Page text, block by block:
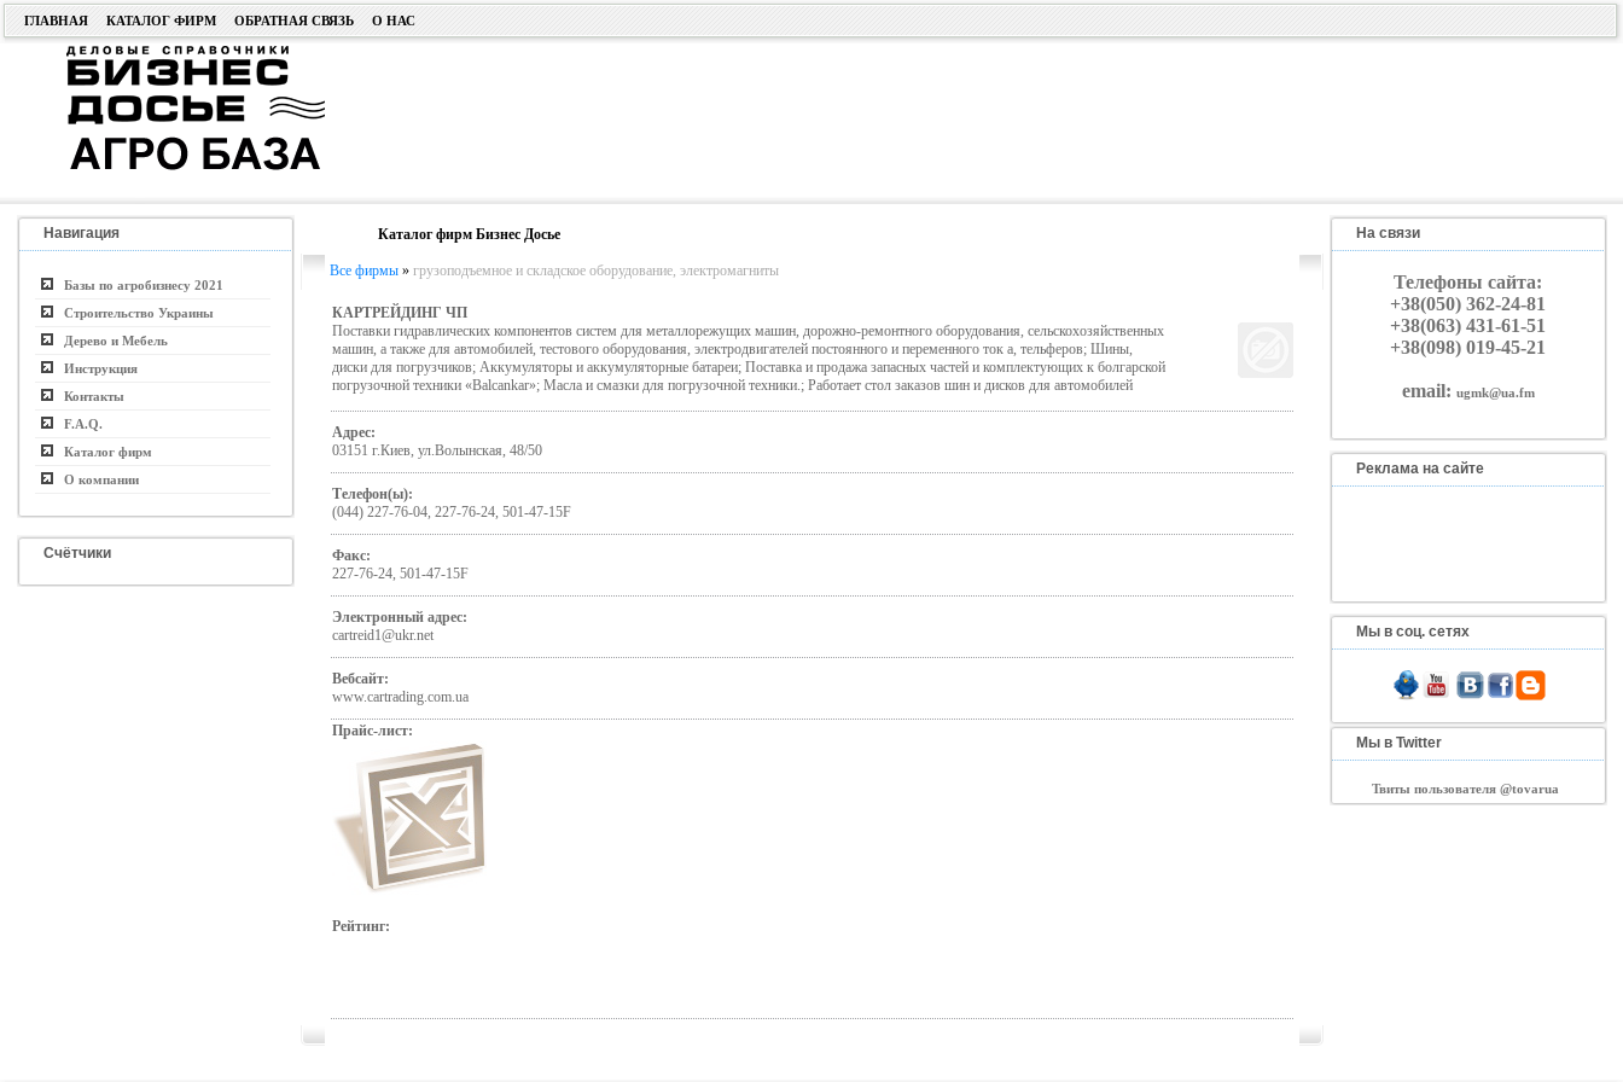
ГЛАВНАЯ КАТАЛОГ ФИРМ ОБРАТНАЯ СВЯЗЬ О НАС
Навигация
Базы по агробизнесу 2021
Строительство Украины
Дерево и Мебель
Инструкция
Контакты
F.A.Q.
Каталог фирм
О компании
Счётчики
Каталог фирм Бизнес Досье
Все фирмы» грузоподъемное и складское оборудование, электромагниты
КАРТРЕЙДИНГ ЧП
Поставки гидравлических компонентов систем для металлорежущих машин, дорожно-ремонтного оборудования, сельскохозяйственных
машин, а также для автомобилей, тестового оборудования, электродвигателей постоянного и переменного ток а, тельферов; Шины,
диски для погрузчиков; Аккумуляторы и аккумуляторные батареи; Поставка и продажа запасных частей и комплектующих к болгарской
погрузочной техники «Balcankar»; Масла и смазки для погрузочной техники.; Работает стол заказов шин и дисков для автомобилей
Адрес:
03151 г.Киев, ул.Волынская, 48/50
Телефон(ы):
(044) 227-76-04, 227-76-24, 501-47-15F
Факс:
227-76-24, 501-47-15F
Электронный адрес:
cartreid1@ukr.net
Вебсайт:
www.cartrading.com.ua
Прайс-лист:
Рейтинг:
На связи
Телефоны сайта:
+38(050) 362-24-81
+38(063) 431-61-51
+38(098) 019-45-21
email: ugmk@ua.fm
Реклама на сайте
Мы в соц. сетях
Мы в Twitter
Твиты пользователя @tovarua